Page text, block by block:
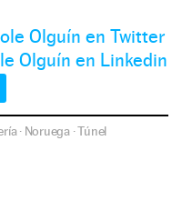
Olguín en Twitter
Olguín en Linkedin
· Noruega·Túnel